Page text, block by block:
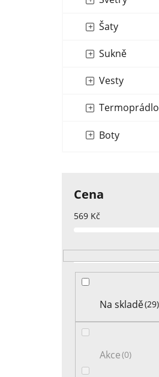
Šaty
Sukně
Vesty
Termoprádlo
Boty
Cena
569 Kč
Na skladě 29
Akce 0